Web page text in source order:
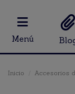
Menú
Inicio Accesorios